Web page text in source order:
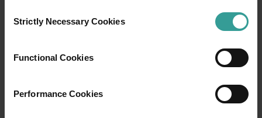
Selection
Strictly Necessary Cookies
Functional Cookies
Performance Cookies